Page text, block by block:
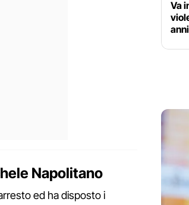
Napolitano
ed ha disposto i
Va